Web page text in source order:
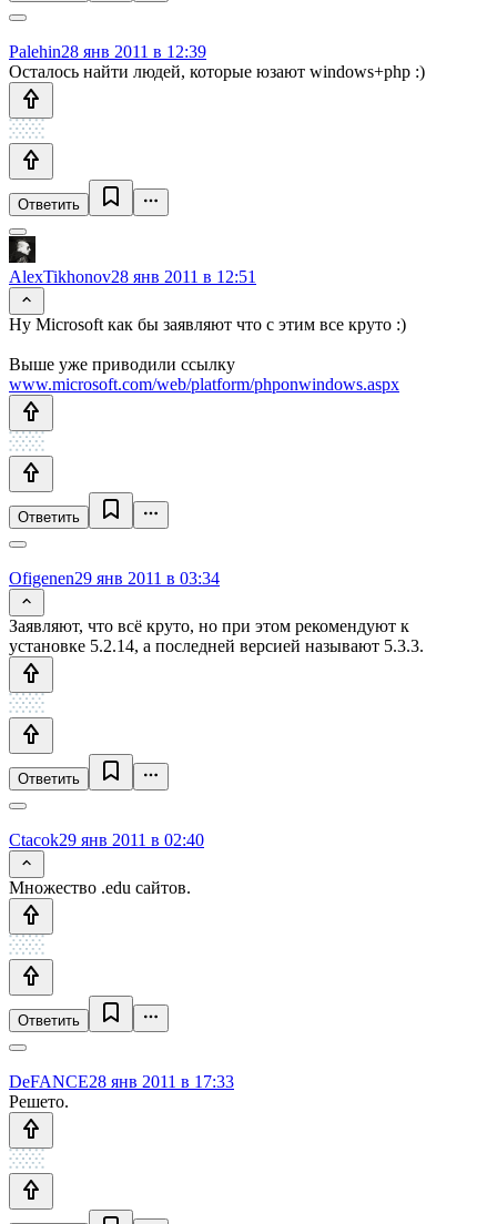
Palehin28 янв 2011 в 12:39
Осталось найти людей, которые юзают windows+php :)
Ответить
AlexTikhonov28 янв 2011 в 12:51
Ну Microsoft как бы заявляют что с этим все круто :)
Выше уже приводили ссылку
www.microsoft.com/web/platform/phponwindows.aspx
Ответить
Ofigenen29 янв 2011 в 03:34
Заявляют, что всё круто, но при этом рекомендуют к
установке 5.2.14, а последней версией называют 5.3.3.
Ответить
Ctacok29 янв 2011 в 02:40
Множество .edu сайтов.
Ответить
DeFANCE28 янв 2011 в 17:33
Решето.